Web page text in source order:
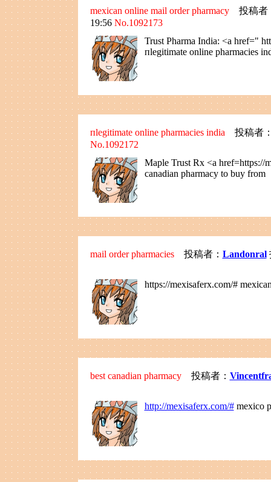
mexican online mail order pharmacy投稿者
19:56 No.1092173
Trust Pharma India: <a href="
пlegitimate online pharmacies
пlegitimate online pharmacies india 投稿者
No.1092172
Maple Trust Rx <a href=https://
canadian pharmacy to buy from
mail order pharmacies投稿者： Landonral
https://mexisaferx.com/#
best canadian pharmacy投稿者：
http://mexisaferx.com/#mexico